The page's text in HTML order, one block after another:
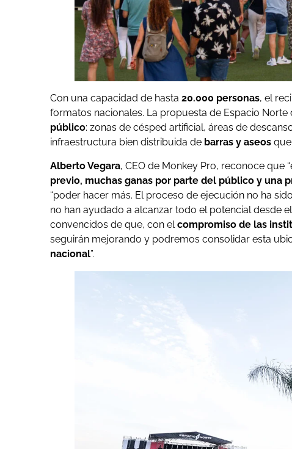
Con una capacidad de hasta 20.000 personas, el
formatos nacionales. La propuesta de Espacio
público: zonas de césped artificial, áreas de
infraestructura bien distribuida de barras y aseos
Alberto Vegara, CEO de Monkey Pro, reconoce que
previo, muchas ganas por parte del público y una
“poder hacer más. El proceso de ejecución no ha
no han ayudado a alcanzar todo el potencial desde
convencidos de que, con el compromiso de las
seguirán mejorando y podremos consolidar esta
nacional”.